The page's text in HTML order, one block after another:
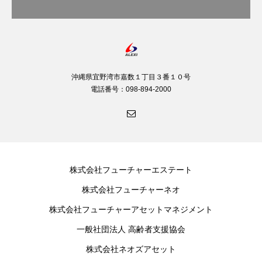
沖縄県宜野湾市嘉数１丁目３番１０号
電話番号：098-894-2000
株式会社フューチャーエステート
株式会社フューチャーネオ
株式会社フューチャーアセットマネジメント
一般社団法人 高齢者支援協会
株式会社ネオズアセット